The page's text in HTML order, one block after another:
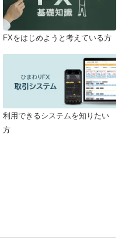
FXをはじめようと考えている方
利用できるシステムを知りたい
方